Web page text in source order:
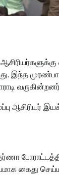
இந்த
ஆசிரியர்
கைது